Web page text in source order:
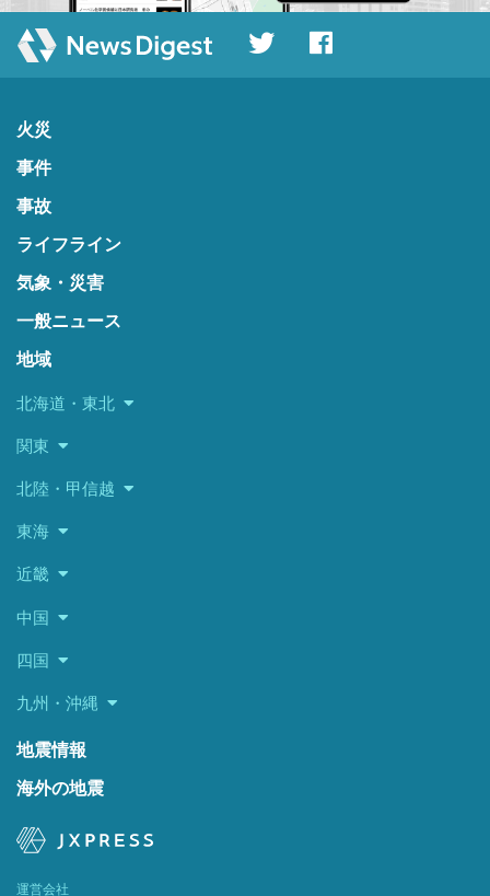
火災
事件
事故
ライフライン
気象・災害
一般ニュース
地域
北海道・東北
関東
北陸・甲信越
東海
近畿
中国
四国
九州・沖縄
地震情報
海外の地震
運営会社